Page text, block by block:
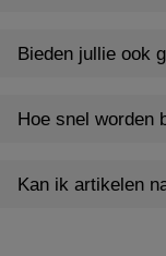
Bieden jullie ook
Hoe snel worden
Kan ik artikelen